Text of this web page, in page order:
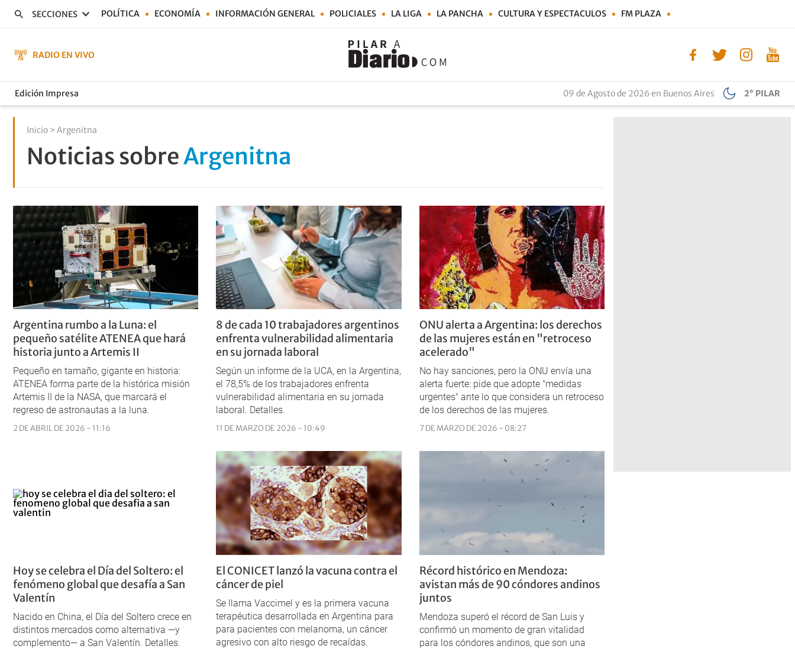
SECCIONES POLÍTICA ECONOMÍA INFORMACIÓN GENERAL POLICIALES LA LIGA LA PANCHA CULTURA Y ESPECTACULOS FM PLAZA
RADIO EN VIVO
Edición Impresa 09 de Agosto de 2026 en Buenos Aires 2° PILAR
Inicio > Argenitna
Noticias sobreArgenitna
Argentina rumbo a la Luna: el
pequeño satélite ATENEA que hará
historia junto a Artemis II
Pequeño en tamaño, gigante en historia:
ATENEA forma parte de la histórica misión
Artemis II de la NASA, que marcará el
regreso de astronautas a la luna.
2 DE ABRIL DE 2026 - 11:16
8 de cada 10 trabajadores argentinos
enfrenta vulnerabilidad alimentaria
en su jornada laboral
Según un informe de la UCA, en la Argentina,
el 78,5% de los trabajadores enfrenta
vulnerabilidad alimentaria en su jornada
laboral. Detalles.
11 DE MARZO DE 2026 - 10:49
ONU alerta a Argentina: los derechos
de las mujeres están en "retroceso
acelerado"
No hay sanciones, pero la ONU envía una
alerta fuerte: pide que adopte "medidas
urgentes" ante lo que considera un retroceso
de los derechos de las mujeres.
7 DE MARZO DE 2026 - 08:27
Hoy se celebra el Día del Soltero: el
fenómeno global que desafía a San
Valentín
Nacido en China, el Día del Soltero crece en
distintos mercados como alternativa —y
complemento— a San Valentín. Detalles.
El CONICET lanzó la vacuna contra el
cáncer de piel
Se llama Vaccimel y es la primera vacuna
terapéutica desarrollada en Argentina para
para pacientes con melanoma, un cáncer
agresivo con alto riesgo de recaídas.
Récord histórico en Mendoza:
avistan más de 90 cóndores andinos
juntos
Mendoza superó el récord de San Luis y
confirmó un momento de gran vitalidad
para los cóndores andinos, que son una